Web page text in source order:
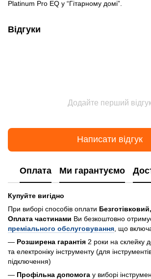
Platinum Pro EQ у “Гітарному домі”.
Відгуки
Додайте перший
Написати відгук
Оплата Ми гарантуємо
Купуйте вигідно
При виборі способів оплати
Оплата частинами Ви безкоштовно
преміального обслуговування , що
— Розширена гарантія 2 роки на склейку
та електроніку інструменту (для
підключення)
— Профільна допомога у виборі